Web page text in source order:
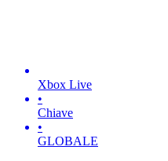
Xbox Live
•
Chiave
•
GLOBALE